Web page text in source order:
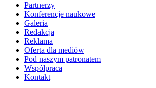
Partnerzy
Konferencje naukowe
Galeria
Redakcja
Reklama
Oferta dla mediów
Pod naszym patronatem
Współpraca
Kontakt